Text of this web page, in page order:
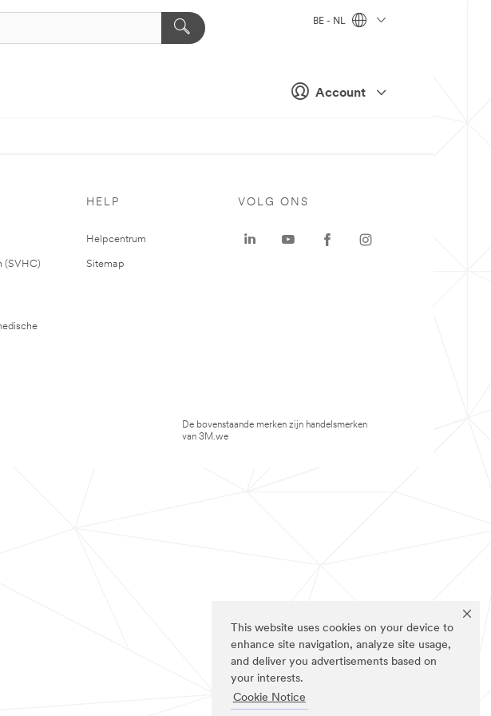
This website uses cookies on your device to
enhance site navigation, analyze site usage,
and deliver you advertisements based on
your interests.
Cookie Notice
Account
BE - NL
(SVHC)
HELP
Helpcentrum
Sitemap
VOLG ONS
De bovenstaande merken zijn handelsmerken
van 3M.we